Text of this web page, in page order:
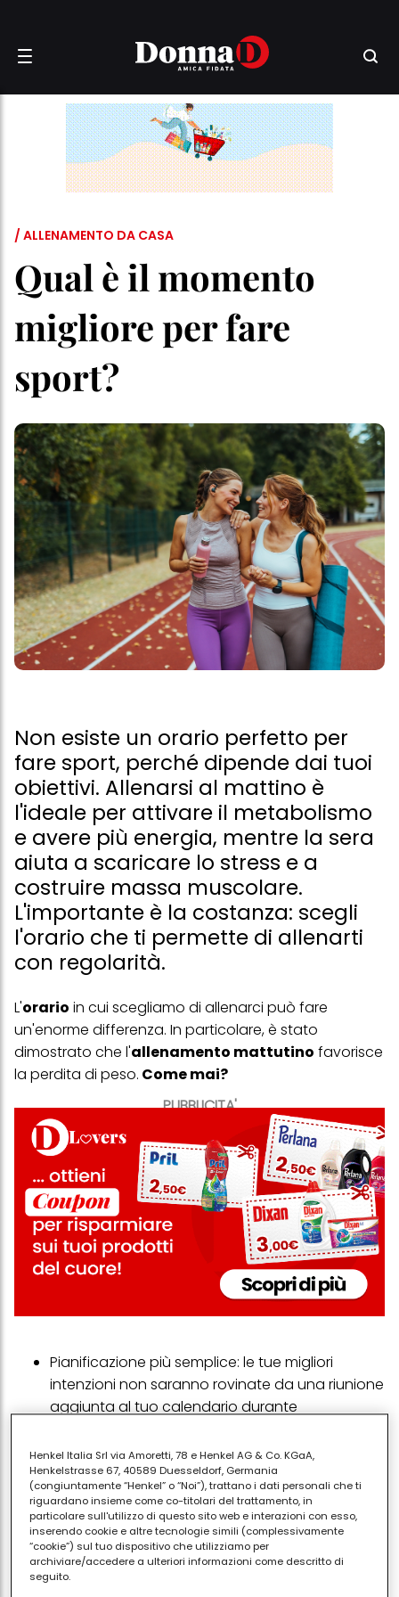
/ ALLENAMENTO DA CASA
Qual è il momento
migliore per fare
sport?
Non esiste un orario perfetto per
fare sport, perché dipende dai tuoi
obiettivi. Allenarsi al mattino è
l'ideale per attivare il metabolismo
e avere più energia, mentre la sera
aiuta a scaricare lo stress e a
costruire massa muscolare.
L'importante è la costanza: scegli
l'orario che ti permette di allenarti
con regolarità.
PUBBLICITA'
L'orario in cui scegliamo di allenarci può fare
un'enorme differenza. In particolare, è stato
dimostrato che l'allenamento mattutino favorisce
la perdita di peso. Come mai?
Pianificazione più semplice: le tue migliori
intenzioni non saranno rovinate da una riunione
aggiunta al tuo calendario durante
Maggiore sazietà: potresti sentirti meno incline
agli spuntini durante la giornata se inizi con una
carica di energia completamente naturale.
Molti ricercatori concordano sul fatto che il
momento migliore per fare esercizio fisico è quello
più adatto a te, ai tuoi impegni e alle tue condizioni
Henkel Italia Srl via Amoretti, 78 e Henkel AG & Co. KGaA,
Henkelstrasse 67, 40589 Duesseldorf, Germania
(congiuntamente “Henkel” o “Noi”), trattano i dati personali che ti
riguardano insieme come co-titolari del trattamento, in
particolare sull'utilizzo di questo sito web e interazioni con esso,
inserendo cookie e altre tecnologie simili (complessivamente
“cookie”) sul tuo dispositivo che utilizziamo per
archiviare/accedere a ulteriori informazioni come descritto di
seguito.